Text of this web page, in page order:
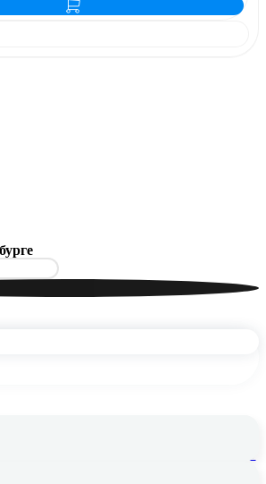
12/512 ГБ Black Velvet CPH2723 EU